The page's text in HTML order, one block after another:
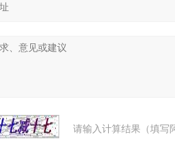
请输入计算结果（填写